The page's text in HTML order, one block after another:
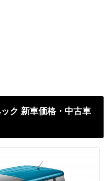
ク 新車価格・中古車